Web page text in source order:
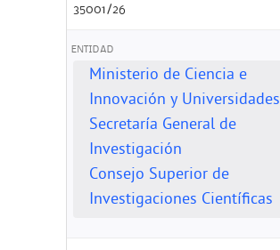
35001/26
ENTIDAD
Ministerio de Ciencia e
Innovación y Universidades
Secretaría General de
Investigación​​​​​​​
Consejo Superior de
Investigaciones Científicas